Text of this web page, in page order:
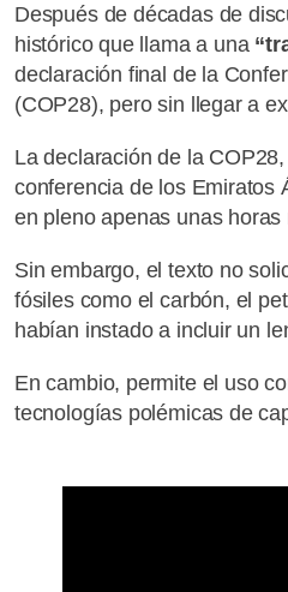
Después de décadas de
histórico que llama a una
declaración final de la
(COP28), pero sin llegar a
La declaración de la
conferencia de los Emiratos
en pleno apenas unas horas
Sin embargo, el texto no
fósiles como el carbón, el
habían instado a incluir un
En cambio, permite el uso
tecnologías polémicas de